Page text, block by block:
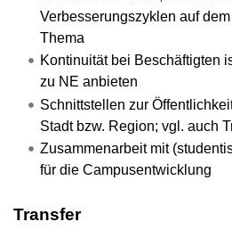
Verbesserungszyklen auf
Thema
Kontinuität bei Beschäftigten
zu NE anbieten
Schnittstellen zur
Stadt bzw. Region; vgl. auch
Zusammenarbeit mit
für die Campusentwicklung
Transfer